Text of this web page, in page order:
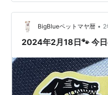
f/4 , DNG ＜目次＞ 御岳
います。 日の出山の山頂
御岳山の山頂標…
BigBlueペットマヤ暦 • 2
2024年2月18日🐾 今